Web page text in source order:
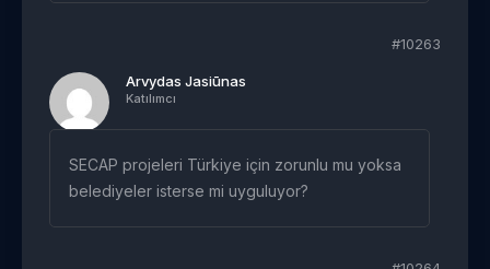
#10263
Arvydas Jasiūnas
Katılımcı
SECAP projeleri Türkiye için zorunlu mu yoksa
belediyeler isterse mi uyguluyor?